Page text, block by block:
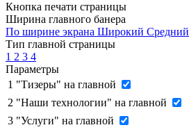
Кнопка печати страницы
Ширина главного банера
По ширине экрана Широкий Средний
Тип главной страницы
1 2 3 4
Параметры
1 "Тизеры" на главной
2 "Наши технологии" на главной
3 "Услуги" на главной